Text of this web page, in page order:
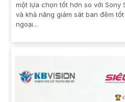
một lựa chọn tốt hơn so với Sony
và khả năng giám sát ban đêm
ngoại...